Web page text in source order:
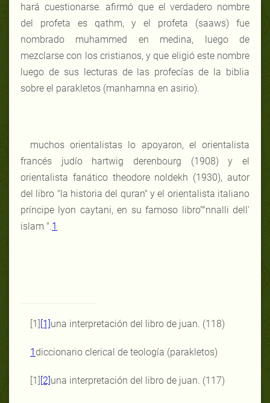
hará cuestionarse. afirmó que el verdadero nombre
del profeta es qathm, y el profeta (saaws) fue
nombrado muhammed en medina, luego de
mezclarse con los cristianos, y que eligió este nombre
luego de sus lecturas de las profecías de la biblia
sobre el parakletos (manhamna en asirio).
muchos orientalistas lo apoyaron, el orientalista
francés judío hartwig derenbourg (1908) y el
orientalista fanático theodore noldekh (1930), autor
del libro "la historia del quran" y el orientalista italiano
príncipe lyon caytani, en su famoso libro""nnalli dell'
islam ".1
[1] [1]una interpretación del libro de juan. (118)
1 diccionario clerical de teología (parakletos)
[1] [2]una interpretación del libro de juan. (117)